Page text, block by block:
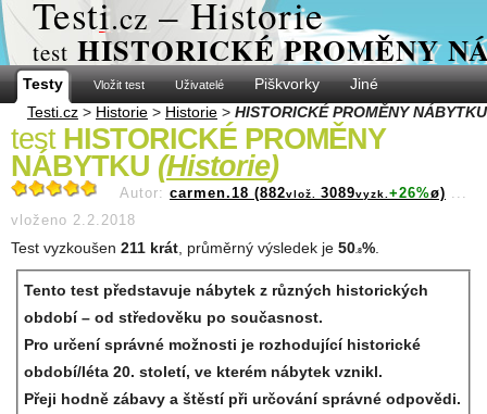
Testi.cz – Historie
test HISTORICKÉ PROMĚNY
Testy Vložit test Uživatelé Piškvorky
Jiné
Testi.cz > Historie > Historie > HISTORICKÉ PROMĚNY NÁBYTKU
test HISTORICKÉ PROMĚNY
NÁBYTKU (Historie)
Autor: carmen.18 (882vlož. 3089vyzk. +26%ø) ...
vloženo 2.2.2018
Test vyzkoušen 211 krát , průměrný výsledek je 50 .8%
Tento test představuje nábytek z různých historických
období – od středověku po současnost.
Pro určení správné možnosti je rozhodující historické
období/léta 20. století, ve kterém nábytek vznikl.
Přeji hodně zábavy a štěstí při určování správné odpovědi.